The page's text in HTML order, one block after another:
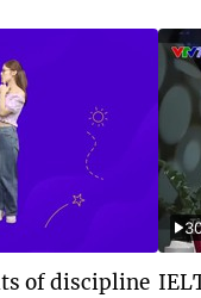
of discipline